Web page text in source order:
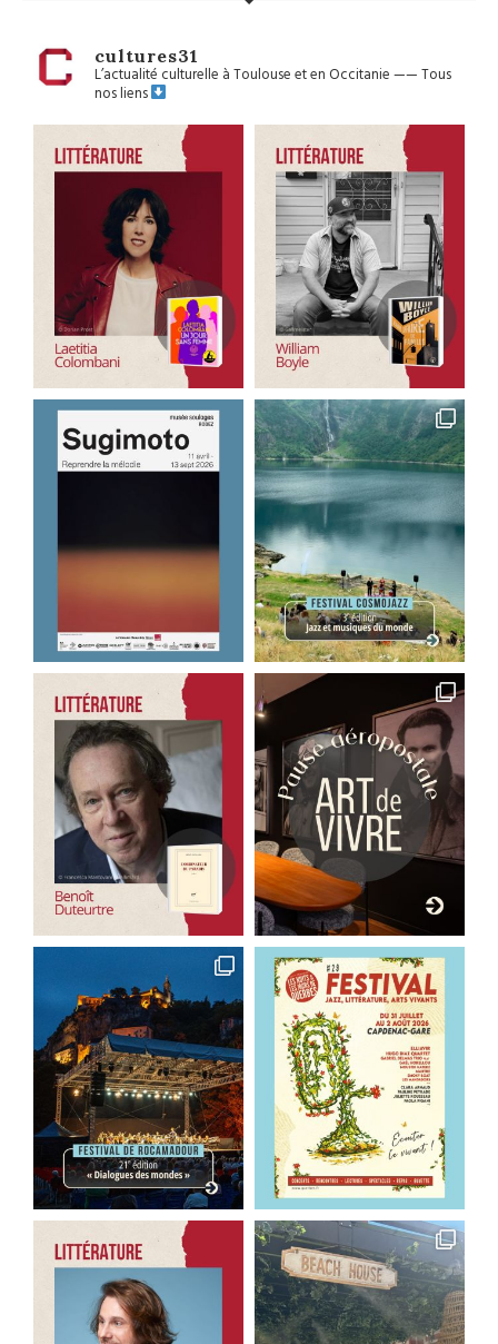
cultures31
L’actualité culturelle à Toulouse et en Occitanie——Tous
nos liens